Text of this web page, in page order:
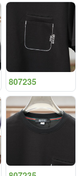
807235